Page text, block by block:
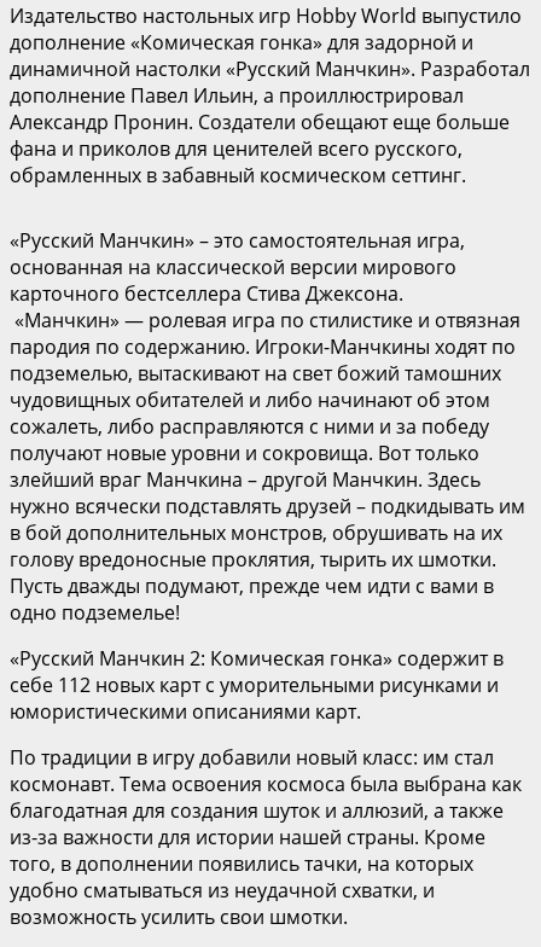
Издательство настольных игр Hobby World выпустило
дополнение «Комическая гонка» для задорной и
динамичной настолки «Русский Манчкин». Разработал
дополнение Павел Ильин, а проиллюстрировал
Александр Пронин. Создатели обещают еще больше
фана и приколов для ценителей всего русского,
обрамленных в забавный космическом сеттинг.
«Русский Манчкин» – это самостоятельная игра,
основанная на классической версии мирового
карточного бестселлера Стива Джексона.
«Манчкин» — ролевая игра по стилистике и отвязная
пародия по содержанию. Игроки-Манчкины ходят по
подземелью, вытаскивают на свет божий тамошних
чудовищных обитателей и либо начинают об этом
сожалеть, либо расправляются с ними и за победу
получают новые уровни и сокровища. Вот только
злейший враг Манчкина – другой Манчкин. Здесь
нужно всячески подставлять друзей – подкидывать им
в бой дополнительных монстров, обрушивать на их
голову вредоносные проклятия, тырить их шмотки.
Пусть дважды подумают, прежде чем идти с вами в
одно подземелье!
«Русский Манчкин 2: Комическая гонка» содержит в
себе 112 новых карт с уморительными рисунками и
юмористическими описаниями карт.
По традиции в игру добавили новый класс: им стал
космонавт. Тема освоения космоса была выбрана как
благодатная для создания шуток и аллюзий, а также
из-за важности для истории нашей страны. Кроме
того, в дополнении появились тачки, на которых
удобно сматываться из неудачной схватки, и
возможность усилить свои шмотки.